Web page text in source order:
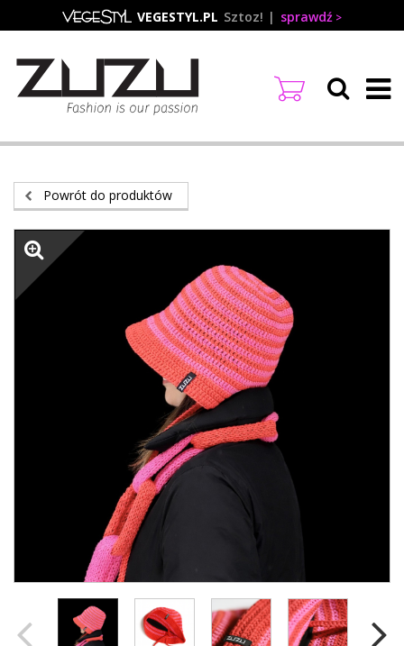
do
treści
VEGESTYL.PL Sztoz! sprawdź
Powrót do produktów